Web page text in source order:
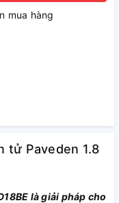
mua hàng
tử Paveden 1.8
là giải pháp cho